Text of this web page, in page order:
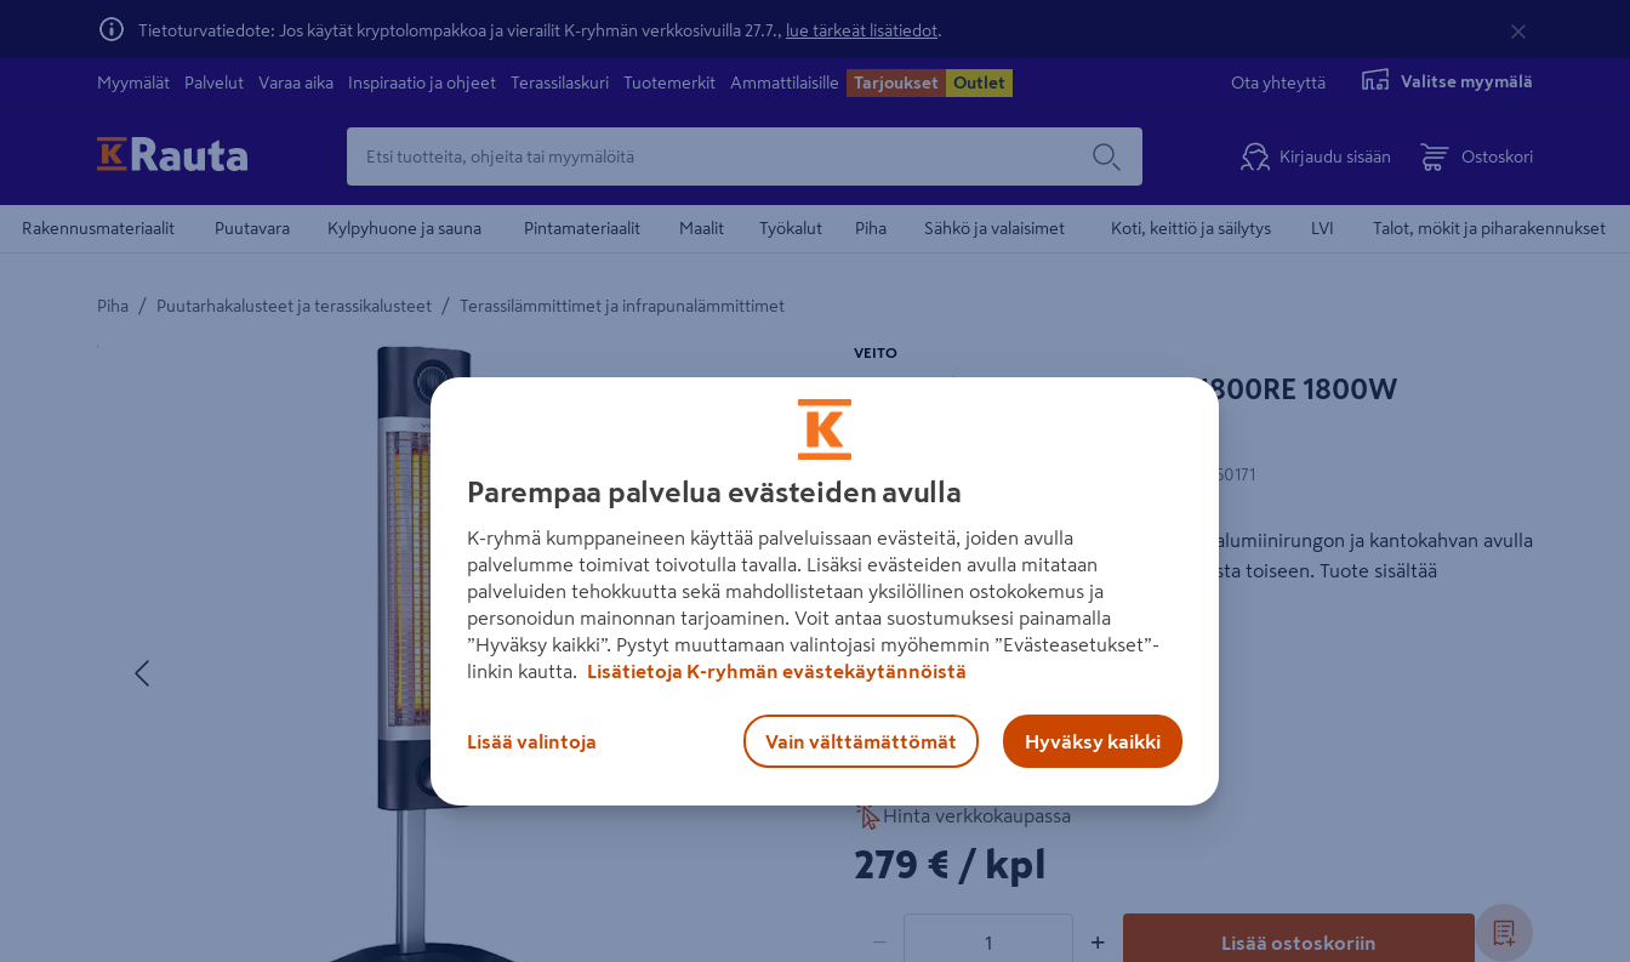
Tietoturvatiedote: Jos käytät kryptolompakkoa ja vierailit K-ryhmän verkkosivuilla 27.7., lue tärkeät lisätiedot
Myymälät Palvelut Varaa aika Inspiraatio ja ohjeet Terassilaskuri Tuotemerkit Ammattilaisille Tarjoukset Outlet Ota yhteyttä Valitse myymälä
Kirjaudu sisään Ostoskori
Rakennusmateriaalit Puutavara Kylpyhuone ja sauna Pintamateriaalit Maalit Työkalut Piha Sähkö ja valaisimet Koti, keittiö ja säilytys LVI Talot, mökit ja piharakennukset
Piha / Puutarhakalusteet ja terassikalusteet / Terassilämmittimet ja infrapunalämmittimet
Yksityiskohtainen kuvaus löytyy Tuotteen kuvaus -maamerkistä
Seuraava
Terassilämmitin Veito CH1800RE 1800W
VEITO
8697412950171
Lämmitä huoneesi sekunneissa. Kestävän alumiinirungon ja kantokahvan avulla
lämmitin on helposti siirrettävissä huoneesta toiseen. Tuote sisältää
kaukosäätimen.
1800 W
Katso liitetiedostot
Hinta verkkokaupassa
279€/kpl
279 € / kpl
− + Lisää ostoskoriin
Parempaa palvelua evästeiden avulla
K-ryhmä kumppaneineen käyttää palveluissaan evästeitä, joiden avulla
palvelumme toimivat toivotulla tavalla. Lisäksi evästeiden avulla mitataan
palveluiden tehokkuutta sekä mahdollistetaan yksilöllinen ostokokemus ja
personoidun mainonnan tarjoaminen. Voit antaa suostumuksesi painamalla
”Hyväksy kaikki”. Pystyt muuttamaan valintojasi myöhemmin ”Evästeasetukset”-
linkin kautta.
Lisätietoja K-ryhmän evästekäytännöistä
Lisää valintoja Vain välttämättömät Hyväksy kaikki